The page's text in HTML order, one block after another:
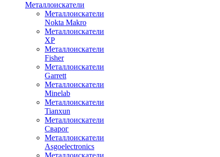
Металлоискатели
Металлоискатели
Nokta Makro
Металлоискатели
XP
Металлоискатели
Fisher
Металлоискатели
Garrett
Металлоискатели
Minelab
Металлоискатели
Tianxun
Металлоискатели
Сварог
Металлоискатели
Asgoelectronics
Металлоискатели